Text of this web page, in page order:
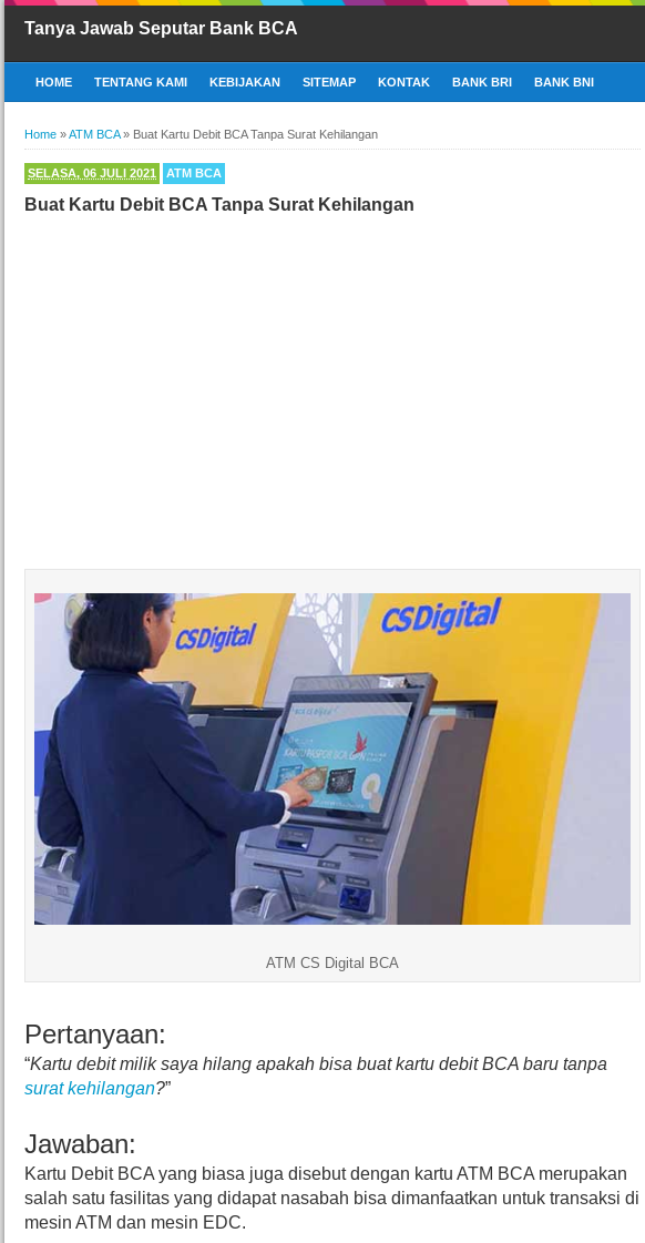
Tanya Jawab Seputar Bank BCA
HOME TENTANG KAMI KEBIJAKAN SITEMAP KONTAK BANK BRI BANK BNI
Home »ATM BCA» Buat Kartu Debit BCA Tanpa Surat Kehilangan
SELASA, 06 JULI 2021 ATM BCA
Buat Kartu Debit BCA Tanpa Surat Kehilangan
ATM CS Digital BCA
Pertanyaan:
“Kartu debit milik saya hilang apakah bisa buat kartu debit BCA baru tanpa
surat kehilangan?”
Jawaban:
Kartu Debit BCA yang biasa juga disebut dengan kartu ATM BCA merupakan
salah satu fasilitas yang didapat nasabah bisa dimanfaatkan untuk transaksi di
mesin ATM dan mesin EDC.